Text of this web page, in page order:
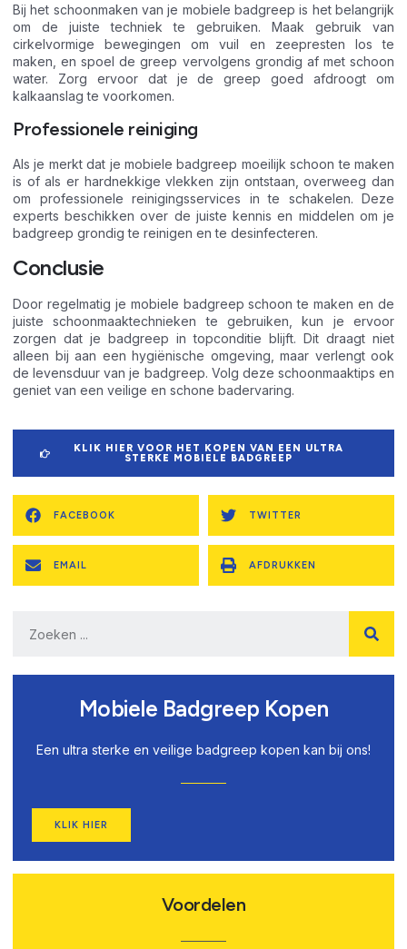
Bij het schoonmaken van je mobiele badgreep is het belangrijk
om de juiste techniek te gebruiken. Maak gebruik van
cirkelvormige bewegingen om vuil en zeepresten los te
maken, en spoel de greep vervolgens grondig af met schoon
water. Zorg ervoor dat je de greep goed afdroogt om
kalkaanslag te voorkomen.
Professionele reiniging
Als je merkt dat je mobiele badgreep moeilijk schoon te maken
is of als er hardnekkige vlekken zijn ontstaan, overweeg dan
om professionele reinigingsservices in te schakelen. Deze
experts beschikken over de juiste kennis en middelen om je
badgreep grondig te reinigen en te desinfecteren.
Conclusie
Door regelmatig je mobiele badgreep schoon te maken en de
juiste schoonmaaktechnieken te gebruiken, kun je ervoor
zorgen dat je badgreep in topconditie blijft. Dit draagt niet
alleen bij aan een hygiënische omgeving, maar verlengt ook
de levensduur van je badgreep. Volg deze schoonmaaktips en
geniet van een veilige en schone badervaring.
KLIK HIER VOOR HET KOPEN VAN EEN ULTRA
STERKE MOBIELE BADGREEP
FACEBOOK TWITTER
EMAIL AFDRUKKEN
Mobiele Badgreep Kopen
Een ultra sterke en veilige badgreep kopen kan bij ons!
KLIK HIER
Voordelen